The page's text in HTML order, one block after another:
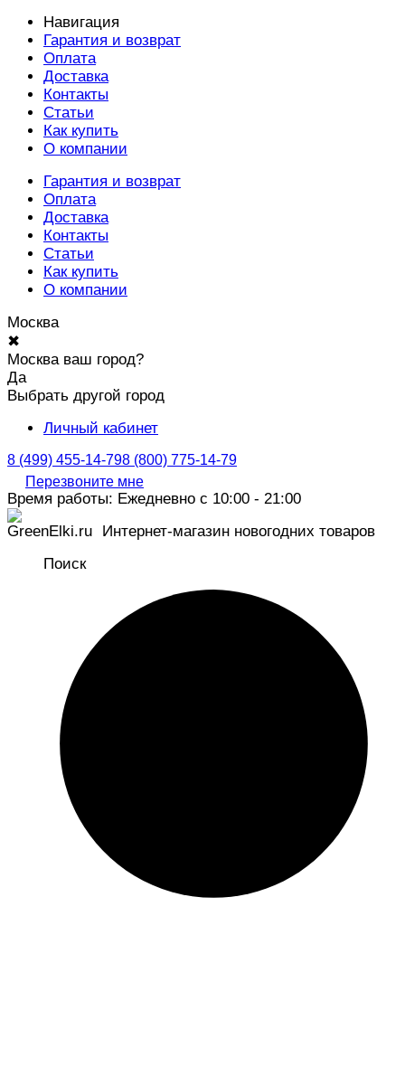
Навигация
Гарантия и возврат
Оплата
Доставка
Контакты
Статьи
Как купить
О компании
Гарантия и возврат
Оплата
Доставка
Контакты
Статьи
Как купить
О компании
Москва
✖
Москва ваш город?
Да
Выбрать другой город
Личный кабинет
8 (499) 455-14-798 (800) 775-14-79
Перезвоните мне
Время работы: Ежедневно с 10:00 - 21:00
Интернет-магазин новогодних товаров
Поиск